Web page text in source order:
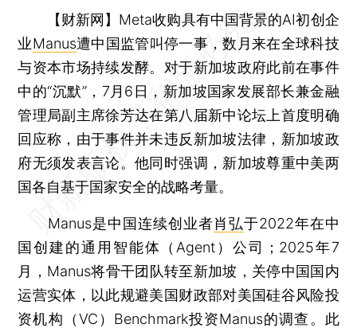
【财新网】 Meta收购具有中国背景的AI初创企
业Manus遭中国监管叫停一事，数月来在全球科技
与资本市场持续发酵。对于新加坡政府此前在事件
中的“沉默”，7月6日，新加坡国家发展部长兼金融
管理局副主席徐芳达在第八届新中论坛上首度明确
回应称，由于事件并未违反新加坡法律，新加坡政
府无须发表言论。他同时强调，新加坡尊重中美两
国各自基于国家安全的战略考量。
Manus是中国连续创业者肖弘于2022年在中
国创建的通用智能体（Agent）公司；2025年7
月，Manus将骨干团队转至新加坡，关停中国国内
运营实体，以此规避美国财政部对美国硅谷风险投
资机构（VC）Benchmark投资Manus的调查。此